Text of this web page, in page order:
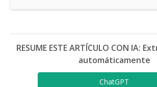
RESUME ESTE ARTÍCULO CON IA:
automáticamente
ChatGPT